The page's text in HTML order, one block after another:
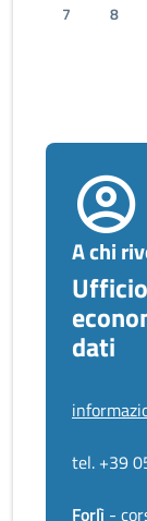
7
8
A chi
dati
tel. +39
Forlì -